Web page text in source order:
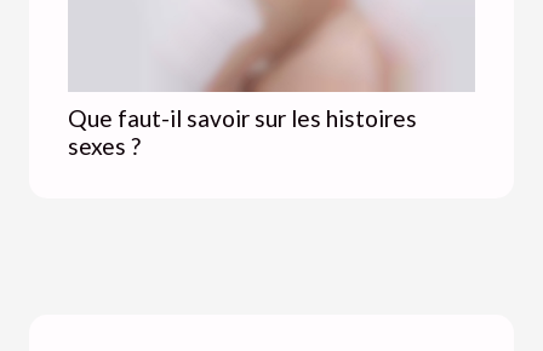
Que faut-il savoir sur les histoires
sexes ?